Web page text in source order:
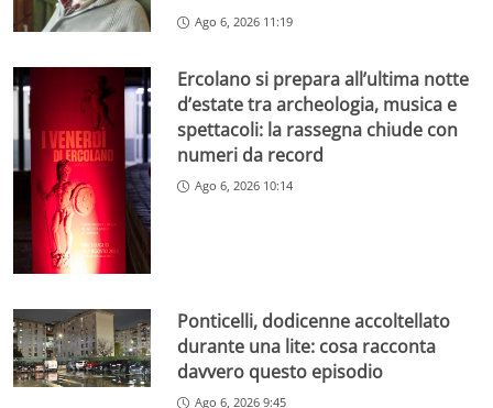
Ago 6, 2026 11:19
Ercolano si prepara all’ultima notte
d’estate tra archeologia, musica e
spettacoli: la rassegna chiude con
numeri da record
Ago 6, 2026 10:14
Ponticelli, dodicenne accoltellato
durante una lite: cosa racconta
davvero questo episodio
Ago 6, 2026 9:45